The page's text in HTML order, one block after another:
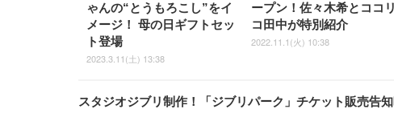
ゃんの“とうもろこし”をイ
メージ！ 母の日ギフトセッ
ト登場
2023.3.11(土) 13:38
ープン！佐々木希とココリ
コ田中が特別紹介
2022.11.1(火) 10:38
スタジオジブリ制作！「ジブリパーク」チケット販売告